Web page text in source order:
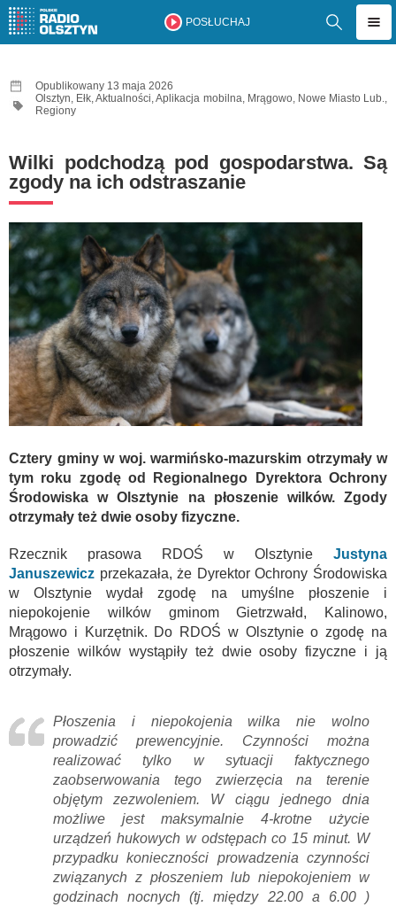
POSŁUCHAJ
Opublikowany 13 maja 2026
Olsztyn, Ełk,Aktualności,Aplikacja mobilna, Mrągowo, Nowe Miasto Lub.,
Regiony
Wilki podchodzą pod gospodarstwa. Są
zgody na ich odstraszanie
Cztery gminy w woj. warmińsko-mazurskim otrzymały w
tym roku zgodę od Regionalnego Dyrektora Ochrony
Środowiska w Olsztynie na płoszenie wilków. Zgody
otrzymały też dwie osoby fizyczne.
Rzecznik prasowa RDOŚ w Olsztynie Justyna
Januszewicz przekazała, że Dyrektor Ochrony Środowiska
w Olsztynie wydał zgodę na umyślne płoszenie i
niepokojenie wilków gminom Gietrzwałd, Kalinowo,
Mrągowo i Kurzętnik. Do RDOŚ w Olsztynie o zgodę na
płoszenie wilków wystąpiły też dwie osoby fizyczne i ją
otrzymały.
Płoszenia i niepokojenia wilka nie wolno
prowadzić prewencyjnie. Czynności można
realizować tylko w sytuacji faktycznego
zaobserwowania tego zwierzęcia na terenie
objętym zezwoleniem. W ciągu jednego dnia
możliwe jest maksymalnie 4-krotne użycie
urządzeń hukowych w odstępach co 15 minut. W
przypadku konieczności prowadzenia czynności
związanych z płoszeniem lub niepokojeniem w
godzinach nocnych (tj. między 22.00 a 6.00 )